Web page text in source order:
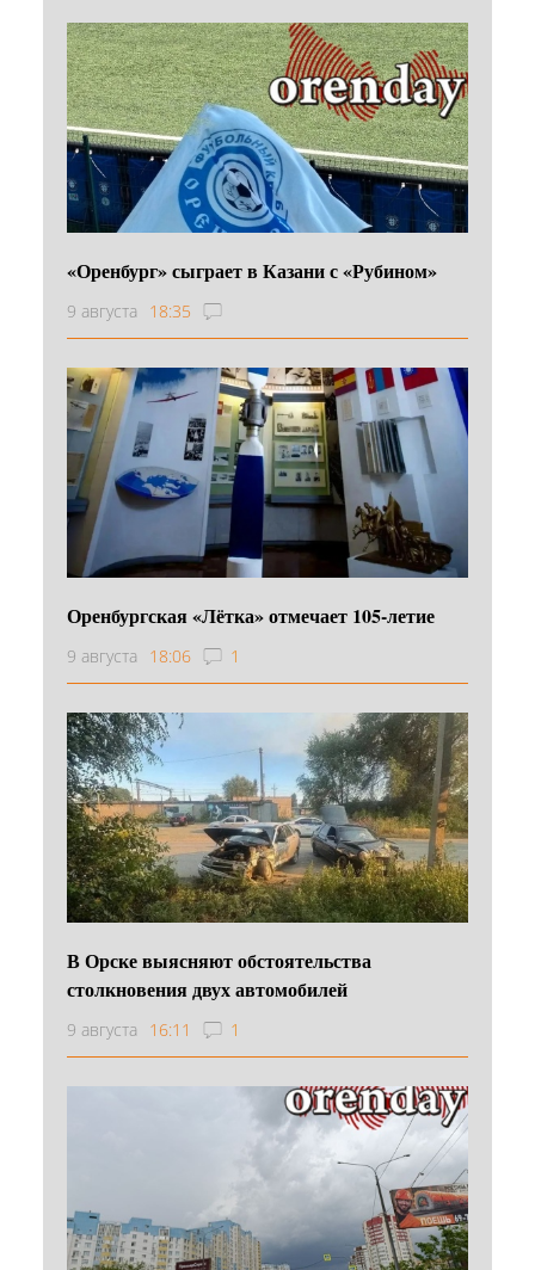
«Оренбург» сыграет в Казани с «Рубином»
9 августа 18:35
Оренбургская «Лётка» отмечает 105-летие
9 августа 18:06 1
В Орске выясняют обстоятельства
столкновения двух автомобилей
9 августа 16:11 1